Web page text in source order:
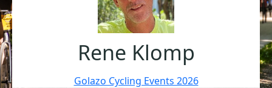
Rene Klomp
Golazo Cycling Events 2026